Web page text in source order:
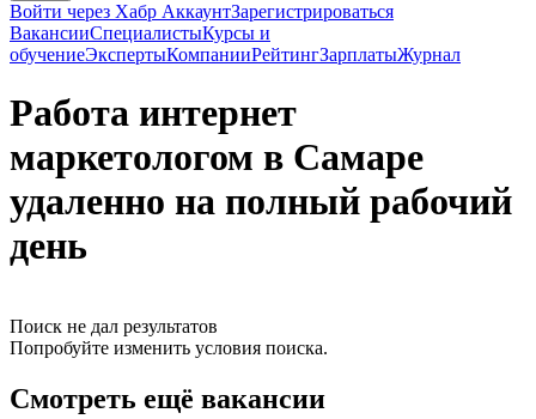
Войти через Хабр АккаунтЗарегистрироваться
ВакансииСпециалистыКурсы и
обучениеЭкспертыКомпанииРейтингЗарплатыЖурнал
Работа интернет
маркетологом в Самаре
удаленно на полный рабочий
день
Поиск не дал результатов
Попробуйте изменить условия поиска.
Смотреть ещё вакансии